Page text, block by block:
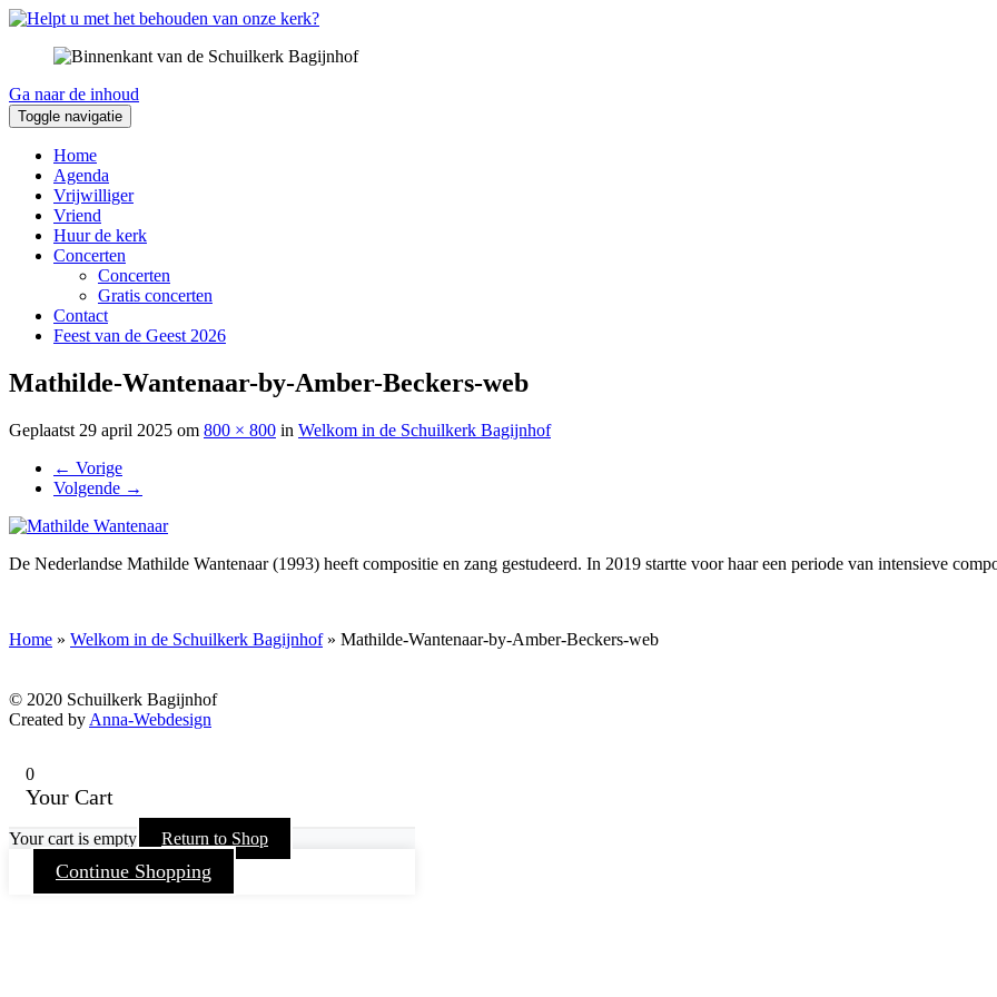
Ga naar de inhoud
Toggle navigatie
Home
Agenda
Vrijwilliger
Vriend
Huur de kerk
Concerten
Concerten
Gratis concerten
Contact
Feest van de Geest 2026
Mathilde-Wantenaar-by-Amber-Beckers-web
Geplaatst 29 april 2025 om 800 × 800 in Welkom in de Schuilkerk Bagijnhof
← Vorige
Volgende →
De Nederlandse Mathilde Wantenaar (1993) heeft compositie en zang gestudeerd. In 2019 startte voor haar een periode van intensieve
Home » Welkom in de Schuilkerk Bagijnhof» Mathilde-Wantenaar-by-Amber-Beckers-web
© 2020 Schuilkerk Bagijnhof
Created by Anna-Webdesign
0
Your Cart
Your cart is empty Return to Shop
Continue Shopping